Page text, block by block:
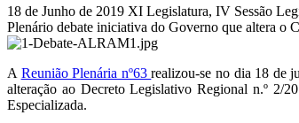
18 de Junho de 2019 XI Legislatura, IV Sessão
Plenário debate iniciativa do Governo que altera o
A Reunião Plenária nº63realizou-se no dia 18 de
alteração ao Decreto Legislativo Regional n.º 2/
Especializada.